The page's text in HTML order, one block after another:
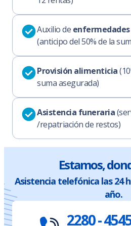
Auxilio de
(anticipo del 50% de la
Provisión alimenticia
suma asegurada)
Asistencia funeraria
/repatriación de restos)
Estamos,
Asistencia telefónica las 24
año.
2280 -